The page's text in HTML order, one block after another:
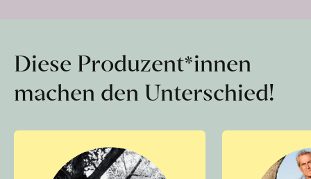
Diese Produzent*innen
machen den Unterschied!